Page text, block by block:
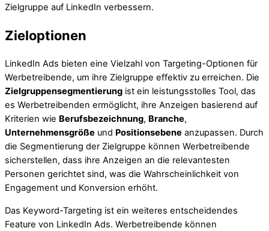
Zielgruppe auf LinkedIn verbessern.
Zieloptionen
LinkedIn Ads bieten eine Vielzahl von Targeting-Optionen für
Werbetreibende, um ihre Zielgruppe effektiv zu erreichen. Die
Zielgruppensegmentierung ist ein leistungsstolles Tool, das
es Werbetreibenden ermöglicht, ihre Anzeigen basierend auf
Kriterien wie Berufsbezeichnung, Branche,
Unternehmensgröße und Positionsebene anzupassen. Durch
die Segmentierung der Zielgruppe können Werbetreibende
sicherstellen, dass ihre Anzeigen an die relevantesten
Personen gerichtet sind, was die Wahrscheinlichkeit von
Engagement und Konversion erhöht.
Das Keyword-Targeting ist ein weiteres entscheidendes
Feature von LinkedIn Ads. Werbetreibende können